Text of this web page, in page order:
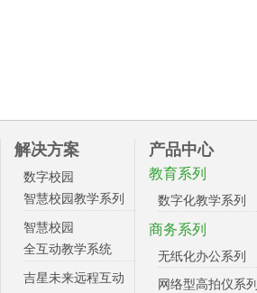
解决方案
数字校园
智慧校园教学系列
智慧校园
全互动教学系统
吉星未来远程互动
产品中心
教育系列
数字化教学系列
商务系列
无纸化办公系列
网络型高拍仪系列